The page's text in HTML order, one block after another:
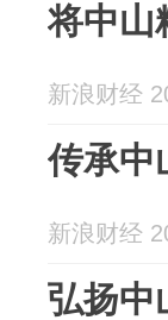
将中山
新浪财经
传承中
新浪财经
弘扬中